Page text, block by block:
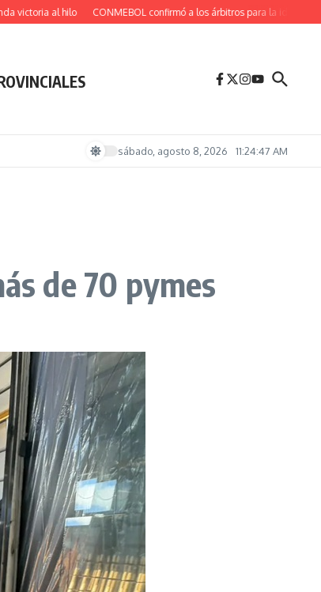
al hilo CONMEBOL confirmó a los árbitros para la ida de los octavos
sábado, agosto 8, 2026 11:24:48 AM
de 70 pymes